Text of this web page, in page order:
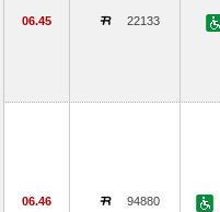
06.45 22133
06.46 94880